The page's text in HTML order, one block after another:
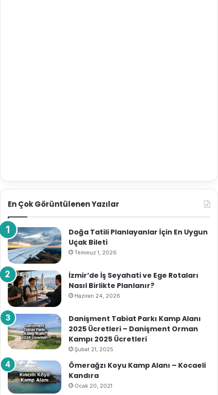
En Çok Görüntülenen Yazılar
Doğa Tatili Planlayanlar İçin En Uygun
Uçak Bileti
Temmuz 1, 2026
İzmir’de İş Seyahati ve Ege Rotaları
Nasıl Birlikte Planlanır?
Haziran 24, 2026
Danişment Tabiat Parkı Kamp Alanı
2025 Ücretleri – Danişment Orman
Kampı 2025 Ücretleri
Şubat 21, 2025
Ömerağzı Koyu Kamp Alanı – Kocaeli
Kandıra
Ocak 20, 2021